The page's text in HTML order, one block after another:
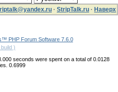
· StripTalk.ru · Наверх
PHP Forum Software 7.6.0
)
seconds were spent on a total of 0.0128
0.6999